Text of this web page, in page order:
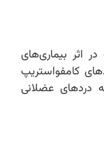
بیماری‌های
کامفواستریپ
عضلانی